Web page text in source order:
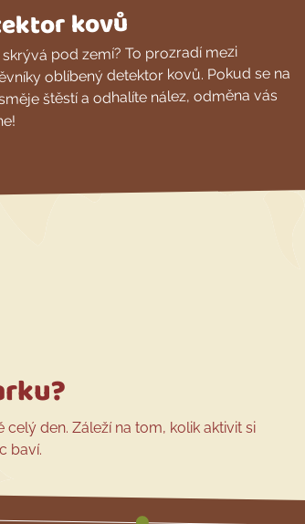
kovů
skrývá pod zemí? To prozradí mezi
oblíbený detektor kovů. Pokud se na
štěstí a odhalíte nález, odměna vás
den. Záleží na tom, kolik aktivit si
baví.